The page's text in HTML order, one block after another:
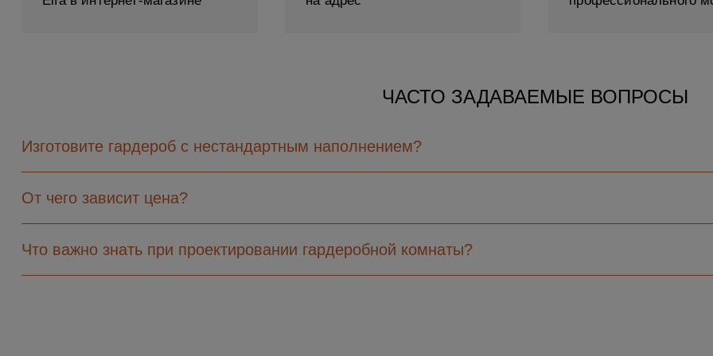
ЧАСТО ЗАДАВАЕМЫЕ ВОПРОСЫ
Изготовите гардероб с нестандартным наполнением?
От чего зависит цена?
Что важно знать при проектировании гардеробной комнаты?